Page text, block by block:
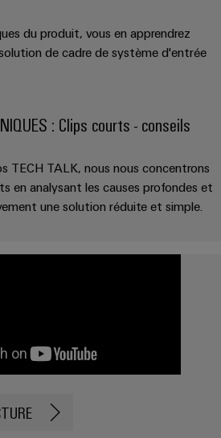
du produit, vous en apprendrez
de cadre de système d'entrée
: Clips courts - conseils
TECH TALK, nous nous concentrons
en analysant les causes profondes et
une solution réduite et simple.